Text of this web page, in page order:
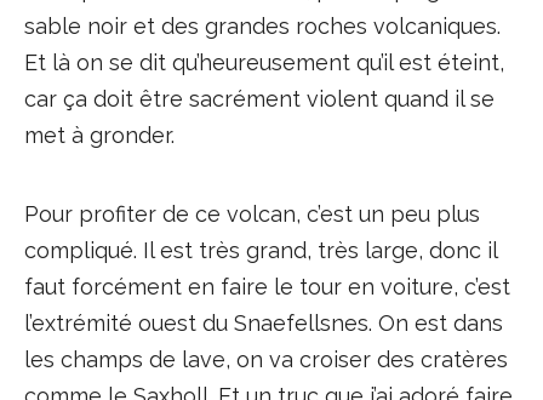
sable noir et des grandes roches volcaniques.
Et là on se dit qu’heureusement qu’il est éteint,
car ça doit être sacrément violent quand il se
met à gronder.
Pour profiter de ce volcan, c’est un peu plus
compliqué. Il est très grand, très large, donc il
faut forcément en faire le tour en voiture, c’est
l’extrémité ouest du Snaefellsnes. On est dans
les champs de lave, on va croiser des cratères